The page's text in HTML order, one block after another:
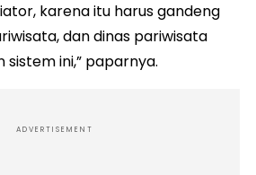
karena itu harus gandeng
dan dinas pariwisata
ini,” paparnya.
ADVERTISEMENT